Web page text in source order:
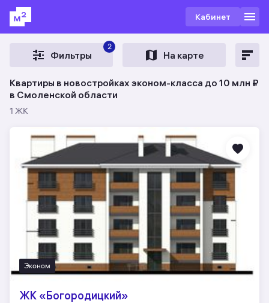
Кабинет
Фильтры
2
На карте
Квартиры в новостройках эконом-класса до 10 млн ₽
в Смоленской области
1 ЖК
Эконом
ЖК «Богородицкий»